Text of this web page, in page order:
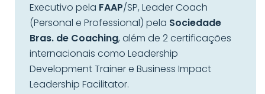
Executivo pela FAAP/SP, Leader Coach
(Personal e Professional) pela Sociedade
Bras. de Coaching, além de 2 certificações
internacionais como Leadership
Development Trainer e Business Impact
Leadership Facilitator.